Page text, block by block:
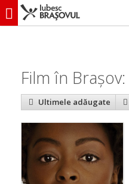
iubescbraşovul.ro
Film în
Ultimele adăugate